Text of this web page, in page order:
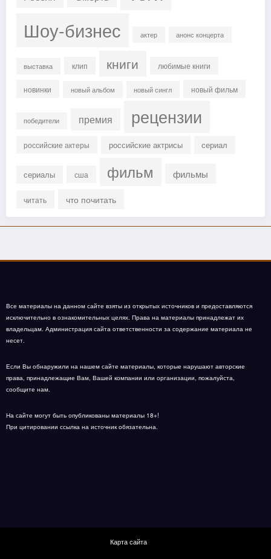
Шоу-бизнес актер анонс концерта
выставка клип книги любимые книги
новинки новый альбом новый сингл новый фильм
победители премия рецензии
российские актеры российские актрисы сериал
сериалы сша фильм фильмы
читать что почитать
Все материалы на данном сайте взяты из открытых источников и предоставляются
исключительно в ознакомительных целях. Права на материалы принадлежат их
владельцам. Администрация сайта ответственности за содержание материала не
несет.
Если Вы обнаружили на нашем сайте материалы, которые нарушают авторские
права, принадлежащие Вам, Вашей компании или организации, пожалуйста,
сообщите нам.
На сайте могут быть опубликованы материалы 18+!
При цитировании ссылка на источник обязательна.
Карта сайта